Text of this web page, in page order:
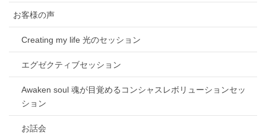
お客様の声
Creating my life 光のセッション
エグゼクティブセッション
Awaken soul 魂が目覚めるコンシャスレボリューションセッ
ション
お話会